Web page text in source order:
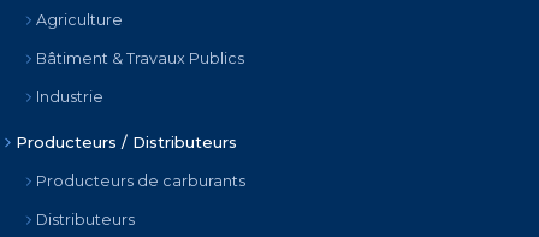
Agriculture
Bâtiment & Travaux Publics
Industrie
Producteurs / Distributeurs
Producteurs de carburants
Distributeurs